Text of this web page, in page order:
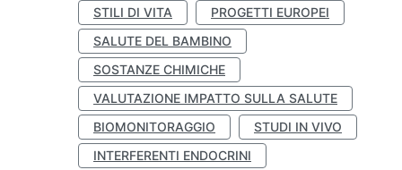
STILI DI VITA
PROGETTI EUROPEI
SALUTE DEL BAMBINO
SOSTANZE CHIMICHE
VALUTAZIONE IMPATTO SULLA SALUTE
BIOMONITORAGGIO
STUDI IN VIVO
INTERFERENTI ENDOCRINI